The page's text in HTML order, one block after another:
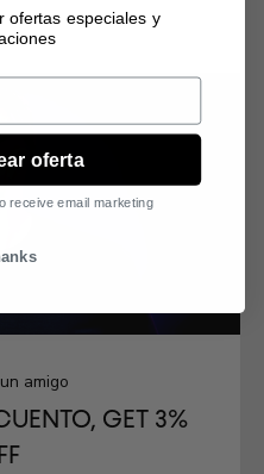
amigo
GET 3%
ofertas especiales y
oferta
receive email marketing